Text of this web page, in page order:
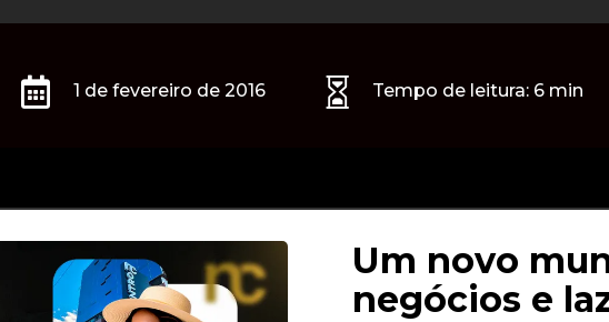
 1 de fevereiro de 2016  Tempo de leitura: 6 min
Um novo
negócios e